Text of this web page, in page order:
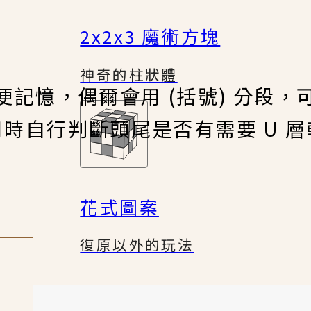
2x2x3 魔術方塊
神奇的柱狀體
花式圖案
復原以外的玩法
記憶，偶爾會用 (括號) 分段，
自行判斷頭尾是否有需要 U